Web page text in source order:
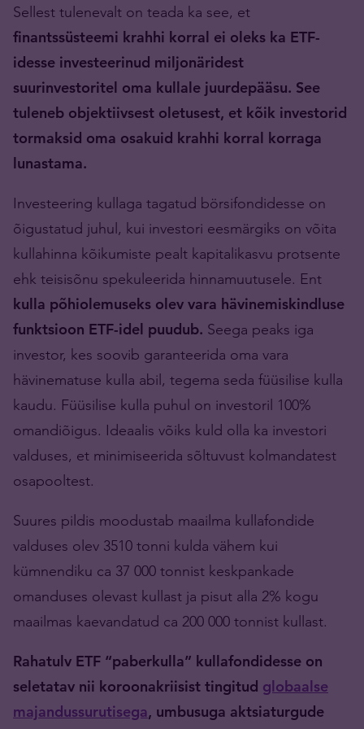
Sellest tulenevalt on teada ka see, et
finantssüsteemi krahhi korral ei oleks ka ETF-
idesse investeerinud miljonäridest
suurinvestoritel oma kullale juurdepääsu. See
tuleneb objektiivsest oletusest, et kõik investorid
tormaksid oma osakuid krahhi korral korraga
lunastama.
Investeering kullaga tagatud börsifondidesse on
õigustatud juhul, kui investori eesmärgiks on võita
kullahinna kõikumiste pealt kapitalikasvu protsente
ehk teisisõnu spekuleerida hinnamuutusele. Ent
kulla põhiolemuseks olev vara hävinemiskindluse
funktsioon ETF-idel puudub. Seega peaks iga
investor, kes soovib garanteerida oma vara
hävinematuse kulla abil, tegema seda füüsilise kulla
kaudu. Füüsilise kulla puhul on investoril 100%
omandiõigus. Ideaalis võiks kuld olla ka investori
valduses, et minimiseerida sõltuvust kolmandatest
osapooltest.
Suures pildis moodustab maailma kullafondide
valduses olev 3510 tonni kulda vähem kui
kümnendiku ca 37 000 tonnist keskpankade
omanduses olevast kullast ja pisut alla 2% kogu
maailmas kaevandatud ca 200 000 tonnist kullast.
Rahatulv ETF “paberkulla” kullafondidesse on
seletatav nii koroonakriisist tingitud globaalse
majandussurutisega, umbusuga aktsiaturgude